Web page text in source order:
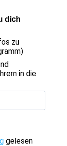
dich
zu
in die
gelesen